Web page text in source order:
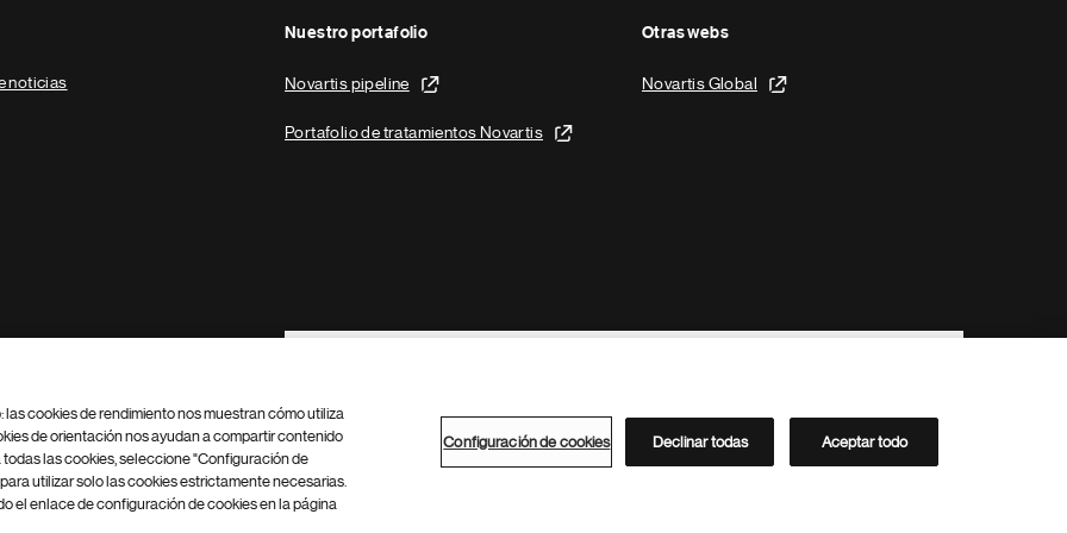
noticias
Nuestro portafolio
Novartis pipeline
Portafolio de tratamientos Novartis
Otras webs
Novartis Global
Footer Site Search
Configuración de cookies Mapa del sitio
Directorio de Novartis
cookies de rendimiento nos muestran cómo utiliza
de orientación nos ayudan a compartir contenido
las cookies, seleccione "Configuración de
utilizar solo las cookies estrictamente necesarias.
el enlace de configuración de cookies en la página
Configuración de cookies Declinar todas Aceptar todo